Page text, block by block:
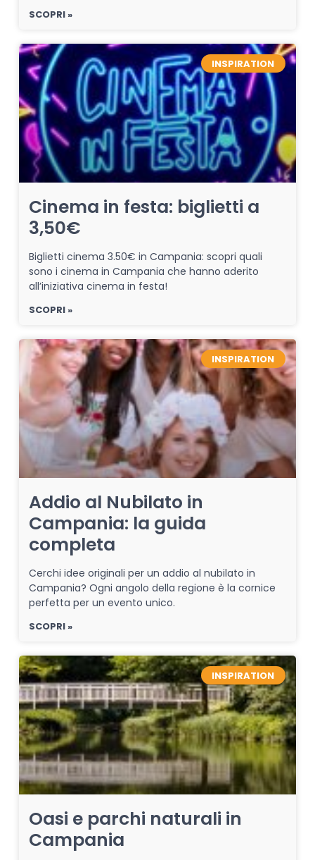
SCOPRI »
INSPIRATION
Cinema in festa: biglietti a
3,50€
Biglietti cinema 3.50€ in Campania: scopri quali
sono i cinema in Campania che hanno aderito
all’iniziativa cinema in festa!
SCOPRI »
INSPIRATION
Addio al Nubilato in
Campania: la guida
completa
Cerchi idee originali per un addio al nubilato in
Campania? Ogni angolo della regione è la cornice
perfetta per un evento unico.
SCOPRI »
INSPIRATION
Oasi e parchi naturali in
Campania